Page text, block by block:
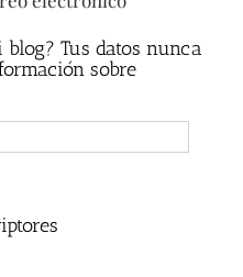
Tus datos nunca
sobre